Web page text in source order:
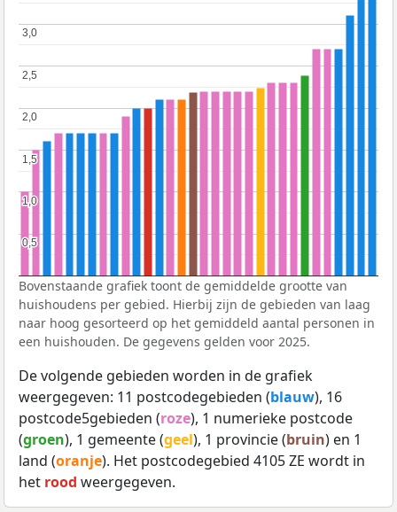
0,5
0,5
1,0
1,0
1,5
1,5
2,0
2,0
2,5
2,5
3,0
3,0
Bovenstaande grafiek toont de gemiddelde grootte van
huishoudens per gebied. Hierbij zijn de gebieden van laag
naar hoog gesorteerd op het gemiddeld aantal personen in
een huishouden. De gegevens gelden voor 2025.
De volgende gebieden worden in de grafiek
weergegeven: 11 postcodegebieden (blauw), 16
postcode5gebieden (roze), 1 numerieke postcode
(groen), 1 gemeente (geel), 1 provincie (bruin) en 1
land (oranje). Het postcodegebied 4105 ZE wordt in
het rood weergegeven.